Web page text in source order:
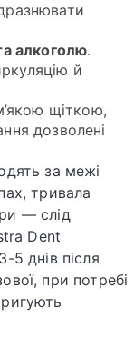
алкоголю.
й
щіткою,
дозволені
за межі
тривала
— слід
Dent
5 днів після
при потребі